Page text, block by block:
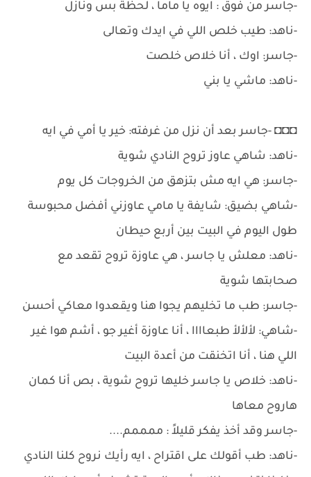
-جاسر من فوق : ايوه يا ماما ، لحظة بس ونازل
-ناهد: طيب خلص اللي في ايدك وتعالى
-جاسر: اوك ، أنا خلاص خلصت
-ناهد: ماشي يا بني
◘◘◘ -جاسر بعد أن نزل من غرفته: خير يا أمي في ايه
-ناهد: شاهي عاوز تروح النادي شوية
-جاسر: هي ايه مش بتزهق من الخروجات كل يوم
-شاهي بضيق: شايفة يا مامي عاوزني أفضل محبوسة
طول اليوم في البيت بين أربع حيطان
-ناهد: معلش يا جاسر ، هي عاوزة تروح تقعد مع
صحابتها شوية
-جاسر: طب ما تخليهم يجوا هنا ويقعدوا معاكي أحسن
-شاهي: لألألأ طبعاااا ، أنا عاوزة أغير جو ، أشم هوا غير
اللي هنا ، أنا اتخنقت من أعدة البيت
-ناهد: خلاص يا جاسر خليها تروح شوية ، بص أنا كمان
هاروح معاها
-جاسر وقد أخذ يفكر قليلاً : ممممم....
-ناهد: طب أقولك على اقتراح ، ايه رأيك نروح كلنا النادي